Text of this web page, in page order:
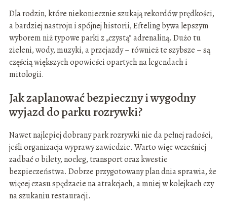
Dla rodzin, które niekoniecznie szukają rekordów prędkości,
a bardziej nastroju i spójnej historii, Efteling bywa lepszym
wyborem niż typowe parki z „czystą” adrenaliną. Dużo tu
zieleni, wody, muzyki, a przejazdy – również te szybsze – są
częścią większych opowieści opartych na legendach i
mitologii.
Jak zaplanować bezpieczny i wygodny
wyjazd do parku rozrywki?
Nawet najlepiej dobrany park rozrywki nie da pełnej radości,
jeśli organizacja wyprawy zawiedzie. Warto więc wcześniej
zadbać o bilety, nocleg, transport oraz kwestie
bezpieczeństwa. Dobrze przygotowany plan dnia sprawia, że
więcej czasu spędzacie na atrakcjach, a mniej w kolejkach czy
na szukaniu restauracji.